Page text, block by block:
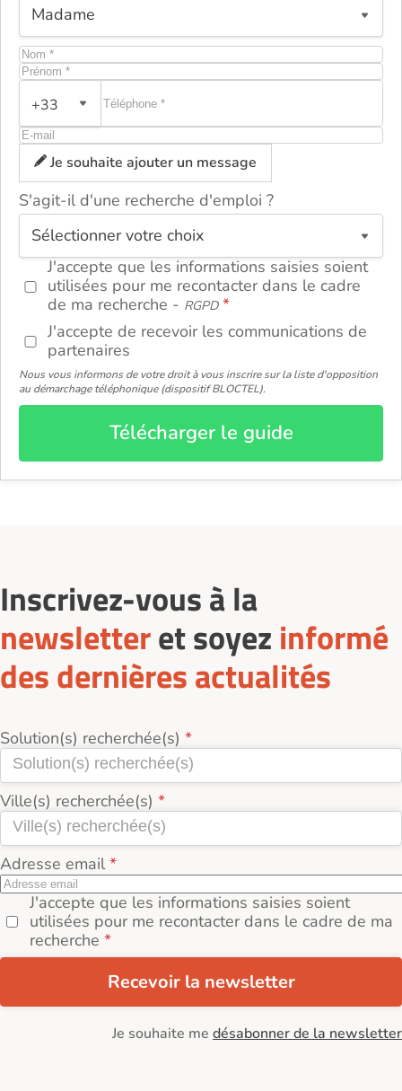
+33
Je souhaite ajouter un message
S'agit-il d'une recherche d'emploi ?
J'accepte que les informations saisies soient
utilisées pour me recontacter dans le cadre
de ma recherche - RGPD
J'accepte de recevoir les communications de
partenaires
Nous vous informons de votre droit à vous inscrire sur la liste d'opposition
au démarchage téléphonique (dispositif BLOCTEL).
Télécharger le guide
ou
Inscrivez-vous à la
newsletteret soyez informé
des dernières actualités
Solution(s) recherchée(s)
Ville(s) recherchée(s)
Adresse email
J'accepte que les informations saisies soient
utilisées pour me recontacter dans le cadre de ma
recherche
Recevoir la newsletter
Je souhaite me désabonner de la newsletter